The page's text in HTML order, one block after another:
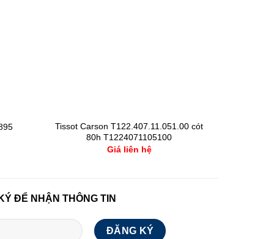
Tissot Carson T122.407.11.051.00 cót
80h T1224071105100
Giá liên hệ
ĐỂ NHẬN THÔNG TIN